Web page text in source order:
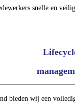
snelle en
bieden wij een